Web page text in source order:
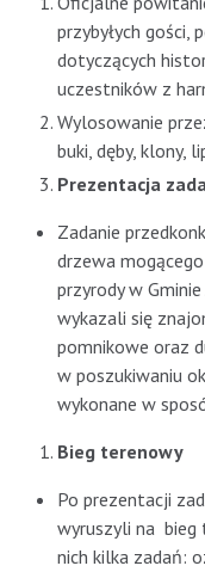
przybyłych gości,
dotyczących
uczestników z
Wylosowanie
buki, dęby, klony,
Prezentacja
Zadanie
drzewa
przyrody w
wykazali się
pomnikowe oraz
w poszukiwaniu
wykonane w
Bieg terenowy
Po prezentacji
wyruszyli na bieg
nich kilka zadań: